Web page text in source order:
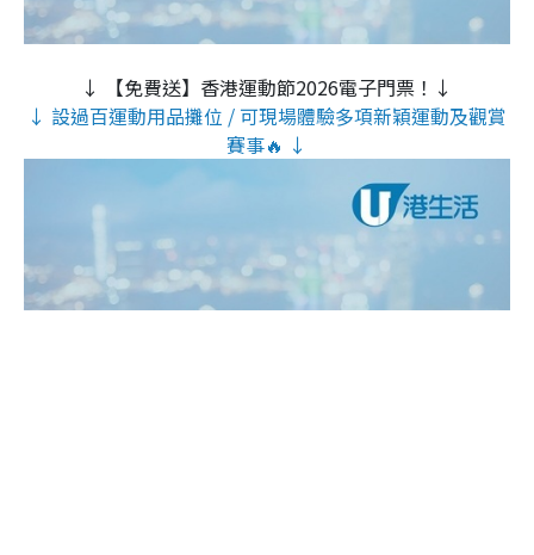
↓ 【免費送】香港運動節2026電子門票！↓
↓ 設過百運動用品攤位 / 可現場體驗多項新穎運動及觀賞
賽事🔥 ↓